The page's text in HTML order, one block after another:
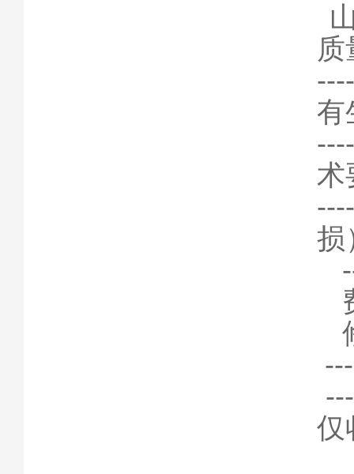
有
术
损
仅